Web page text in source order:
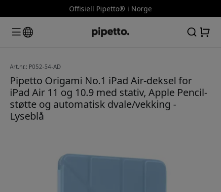
Offisiell Pipetto® i Norge
Art.nr.: P052-54-AD
Pipetto Origami No.1 iPad Air-deksel for
iPad Air 11 og 10.9 med stativ, Apple Pencil-
støtte og automatisk dvale/vekking -
Lyseblå